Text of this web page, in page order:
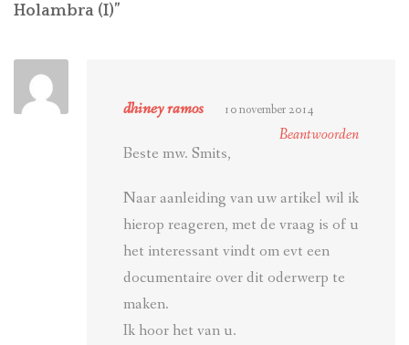
Holambra (I)”
dhiney ramos 10 november 2014
Beantwoorden
Beste mw. Smits,
Naar aanleiding van uw artikel wil ik
hierop reageren, met de vraag is of u
het interessant vindt om evt een
documentaire over dit oderwerp te
maken.
Ik hoor het van u.